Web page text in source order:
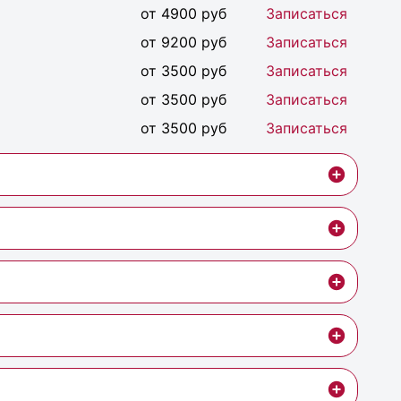
от 4900 руб
Записаться
от 9200 руб
Записаться
от 3500 руб
Записаться
от 3500 руб
Записаться
от 3500 руб
Записаться